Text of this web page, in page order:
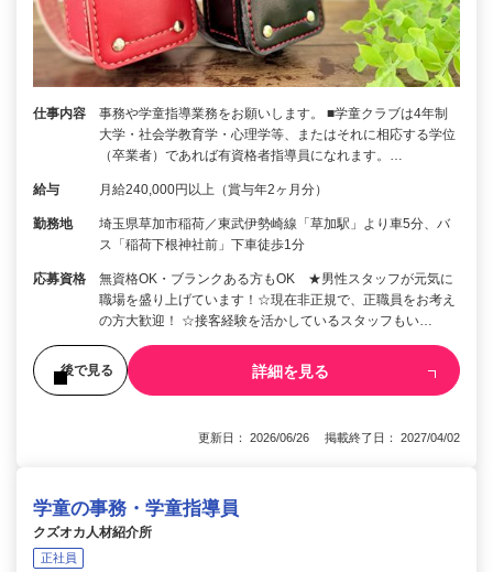
仕事内容
事務や学童指導業務をお願いします。 ■学童クラブは4年制
大学・社会学教育学・心理学等、またはそれに相応する学位
（卒業者）であれば有資格者指導員になれます。…
給与 月給240,000円以上（賞与年2ヶ月分）
勤務地
埼玉県草加市稲荷／東武伊勢崎線「草加駅」より車5分、バ
ス「稲荷下根神社前」下車徒歩1分
応募資格
無資格OK・ブランクある方もOK ★男性スタッフが元気に
職場を盛り上げています！☆現在非正規で、正職員をお考え
の方大歓迎！ ☆接客経験を活かしているスタッフもい…
後で見る 詳細を見る
更新日： 2026/06/26 掲載終了日： 2027/04/02
学童の事務・学童指導員
クズオカ人材紹介所
正社員